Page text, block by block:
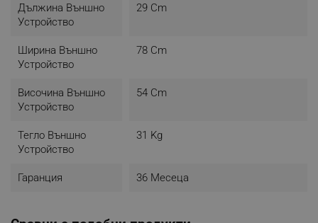
Дължина Външно
Устройство
29 Cm
Ширина Външно
Устройство
78 Cm
Височина Външно
Устройство
54 Cm
Тегло Външно
Устройство
31 Kg
Гаранция 36 Месеца